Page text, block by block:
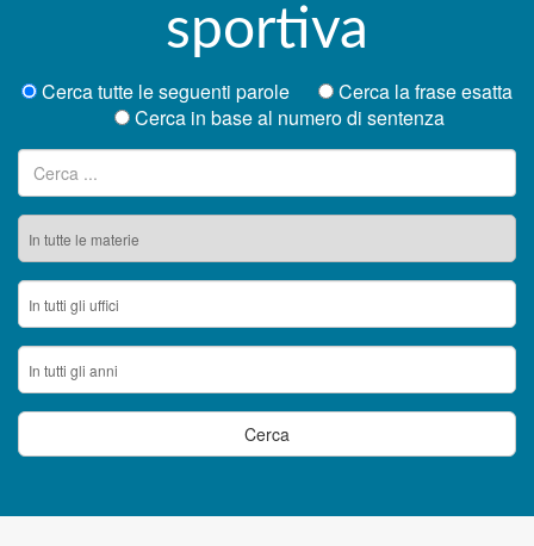
sportiva
Cerca tutte le seguenti parole
Cerca la frase esatta
Cerca in base al numero di sentenza
Ricerca per: